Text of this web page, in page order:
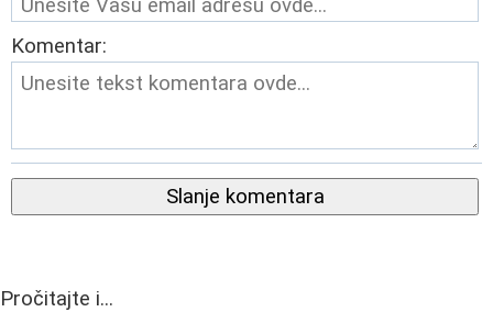
Komentar:
Slanje komentara
Pročitajte i...